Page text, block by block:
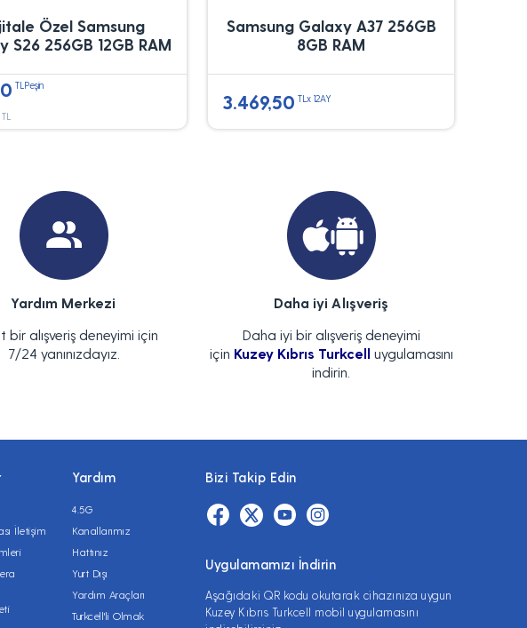
Özel Samsung
S26 256GB 12GB RAM
TLPeşin
TL
Samsung Galaxy A37 256GB
8GB RAM
3.469,50 TLx 12AY
Yardım Merkezi
bir alışveriş deneyimi için
7/24 yanınızdayız.
Daha iyi Alışveriş
Daha iyi bir alışveriş deneyimi
için Kuzey Kıbrıs Turkcell uygulamasını
indirin.
İletişim
Yardım
4.5G
Kanallarımız
Hattınız
Yurt Dışı
Yardım Araçları
Turkcell'li Olmak
Bizi Takip Edin
Uygulamamızı İndirin
Aşağıdaki QR kodu okutarak cihazınıza uygun
Kuzey Kıbrıs Turkcell mobil uygulamasını